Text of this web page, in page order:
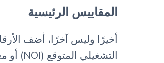
المقاييس الرئيسية
أخيرًا وليس آخرًا، أضف